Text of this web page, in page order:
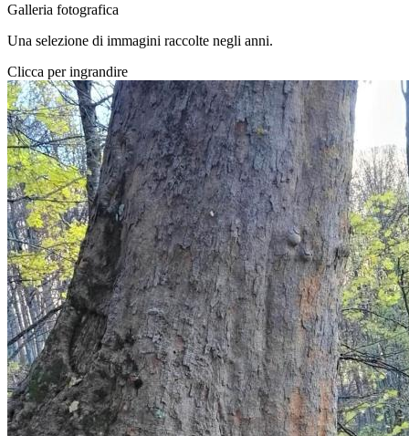
Galleria fotografica
Una selezione di immagini raccolte negli anni.
Clicca per ingrandire